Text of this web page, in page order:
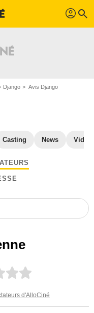
profil search
Django Avis Django
Casting News
d'AlloCiné